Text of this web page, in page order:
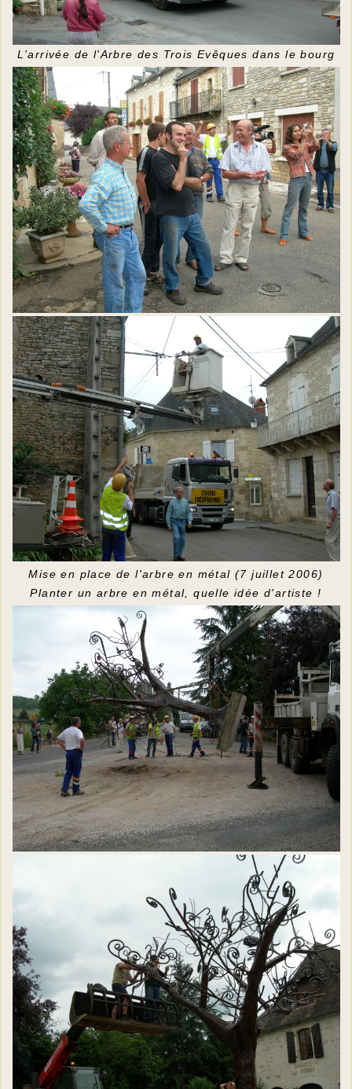
L'arrivée de l'Arbre des Trois Evêques dans le bourg
Mise en place de l'arbre en métal (7 juillet 2006)
Planter un arbre en métal, quelle idée d'artiste !